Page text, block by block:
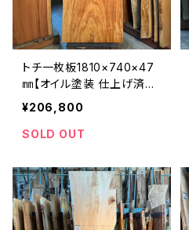
トチ一枚板1810×740×47
㎜【オイル塗装 仕上げ済
み】
¥206,800
SOLD OUT